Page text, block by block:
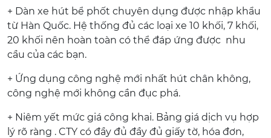
+ Dàn xe hút bể phốt chuyên dụng được nhập khẩu
từ Hàn Quốc. Hệ thống đủ các loại xe 10 khối, 7 khối,
20 khối nên hoàn toàn có thể đáp ứng được nhu
cầu của các bạn.
+ Ứng dụng công nghệ mới nhất hút chân không,
công nghệ mới không cần đục phá.
+ Niêm yết mức giá công khai. Bảng giá dịch vụ hợp
lý rõ ràng . CTY có đầy đủ đầy đủ giấy tờ, hóa đơn,